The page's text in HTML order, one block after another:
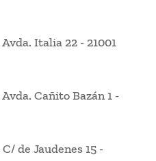
Avda. Italia 22- 21001
Avda. Cañito Bazán 1-
C/ de Jaudenes 15-